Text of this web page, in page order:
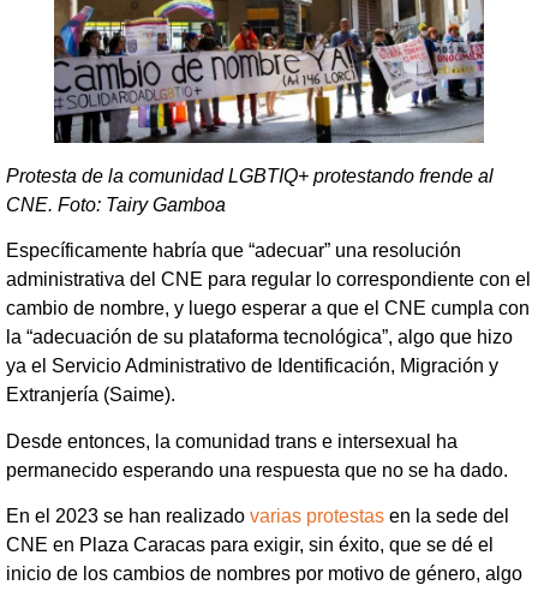
Protesta de la comunidad LGBTIQ+ protestando frende al
CNE. Foto: Tairy Gamboa
Específicamente habría que “adecuar” una resolución
administrativa del CNE para regular lo correspondiente con el
cambio de nombre, y luego esperar a que el CNE cumpla con
la “adecuación de su plataforma tecnológica”, algo que hizo
ya el Servicio Administrativo de Identificación, Migración y
Extranjería (Saime).
Desde entonces, la comunidad trans e intersexual ha
permanecido esperando una respuesta que no se ha dado.
En el 2023 se han realizado varias protestas en la sede del
CNE en Plaza Caracas para exigir, sin éxito, que se dé el
inicio de los cambios de nombres por motivo de género, algo